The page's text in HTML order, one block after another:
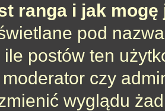
ranga i jak mogę
pod
postów ten
czy
wyglądu